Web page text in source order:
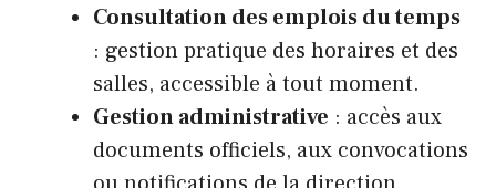
Consultation des emplois du temps
: gestion pratique des horaires et des
salles, accessible à tout moment.
Gestion administrative : accès aux
documents officiels, aux convocations